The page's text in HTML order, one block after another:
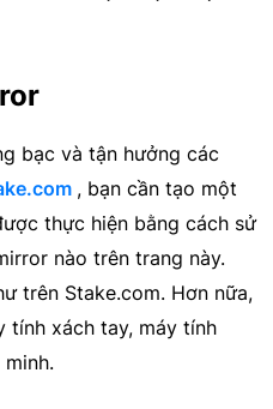
bạc và tận hưởng các
, bạn cần tạo một
thực hiện bằng cách sử
nào trên trang này.
trên Stake.com. Hơn nữa,
tính xách tay, máy tính